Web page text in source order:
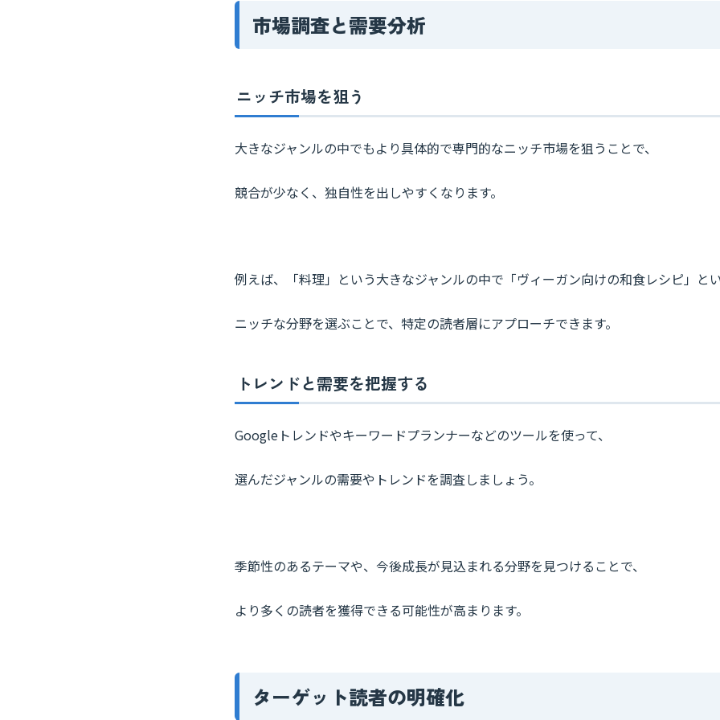
市場調査と需要分析
ニッチ市場を狙う
大きなジャンルの中でもより具体的で専門的なニッチ市場を狙うことで、
競合が少なく、独自性を出しやすくなります。
例えば、「料理」という大きなジャンルの中で「ヴィーガン向けの和食レシピ」と
ニッチな分野を選ぶことで、特定の読者層にアプローチできます。
トレンドと需要を把握する
Googleトレンドやキーワードプランナーなどのツールを使って、
選んだジャンルの需要やトレンドを調査しましょう。
季節性のあるテーマや、今後成長が見込まれる分野を見つけることで、
より多くの読者を獲得できる可能性が高まります。
ターゲット読者の明確化